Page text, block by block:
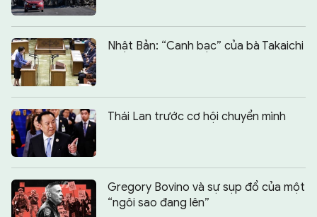
Nhật Bản: “Canh bạc” của bà Takaichi
Thái Lan trước cơ hội chuyển mình
Gregory Bovino và sự sụp đổ của một
“ngôi sao đang lên”